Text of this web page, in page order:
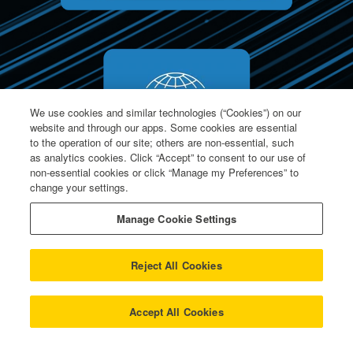
Marques
mondiales que
We use cookies and similar technologies (“Cookies”) on our
website and through our apps. Some cookies are essential
to the operation of our site; others are non-essential, such
as analytics cookies. Click “Accept” to consent to our use of
non-essential cookies or click “Manage my Preferences” to
change your settings.
Manage Cookie Settings
Reject All Cookies
Accept All Cookies